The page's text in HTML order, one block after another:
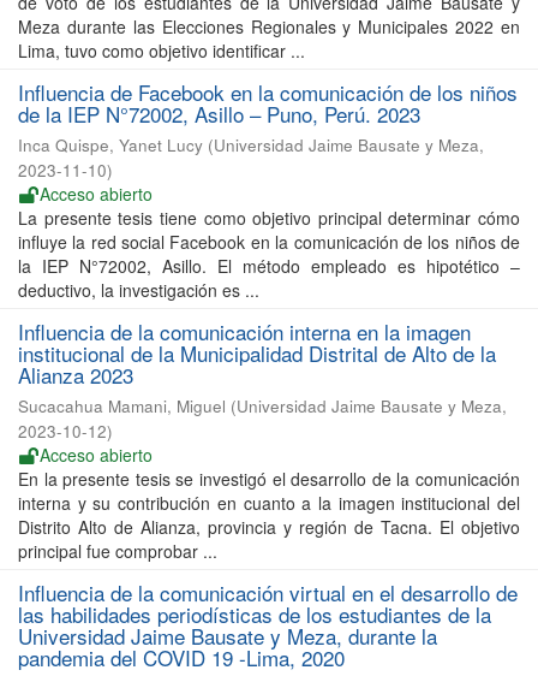
Meza durante las Elecciones Regionales y Municipales 2022 en
Lima, tuvo como objetivo identificar ...
Influencia de Facebook en la comunicación de los niños
de la IEP N°72002, Asillo – Puno, Perú. 2023
Inca Quispe, Yanet Lucy (Universidad Jaime Bausate y Meza,
2023-11-10)
Acceso abierto
La presente tesis tiene como objetivo principal determinar cómo
influye la red social Facebook en la comunicación de los niños de
la IEP N°72002, Asillo. El método empleado es hipotético –
deductivo, la investigación es ...
Influencia de la comunicación interna en la imagen
institucional de la Municipalidad Distrital de Alto de la
Alianza 2023
Sucacahua Mamani, Miguel (Universidad Jaime Bausate y Meza,
2023-10-12)
Acceso abierto
En la presente tesis se investigó el desarrollo de la comunicación
interna y su contribución en cuanto a la imagen institucional del
Distrito Alto de Alianza, provincia y región de Tacna. El objetivo
principal fue comprobar ...
Influencia de la comunicación virtual en el desarrollo de
las habilidades periodísticas de los estudiantes de la
Universidad Jaime Bausate y Meza, durante la
pandemia del COVID 19 -Lima, 2020